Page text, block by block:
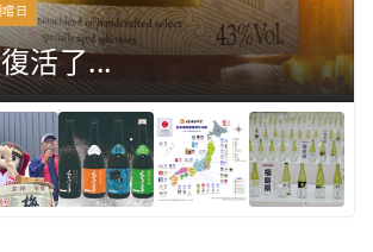
日
活了...